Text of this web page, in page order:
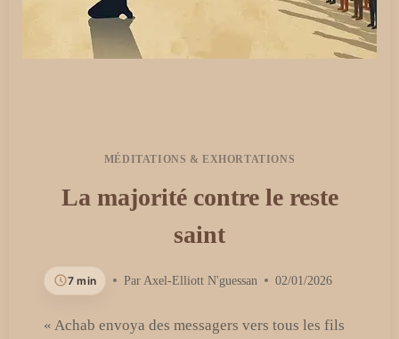
MÉDITATIONS & EXHORTATIONS
La majorité contre le reste
saint
7 min Par Axel-Elliott N'guessan 02/01/2026
« Achab envoya des messagers vers tous les fils